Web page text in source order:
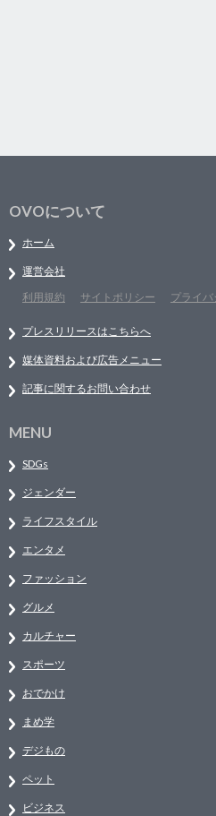
OVOについて
ホーム
運営会社
利用規約
サイトポリシー プライ
プレスリリースはこちらへ
媒体資料および広告メニュー
記事に関するお問い合わせ
MENU
SDGs
ジェンダー
ライフスタイル
エンタメ
ファッション
グルメ
カルチャー
スポーツ
おでかけ
まめ学
デジもの
ペット
ビジネス